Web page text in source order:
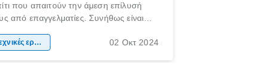
που απαιτούν την άμεση επίλυσή
από επαγγελματίες. Συνήθως είναι
τις επιδιορθώσεις μόνος σου, τις
τεχνικές εργασίες 02 Οκτ 2024